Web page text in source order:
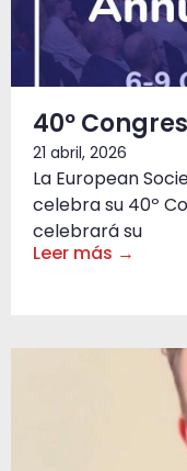
40º
21 abril, 2026
La European
celebra su 40º
celebrará su
Leer más →